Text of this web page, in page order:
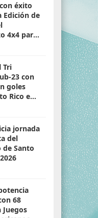
éxito
Edición de
4x4 para
Tri
23 con
goles
Rico en
2026
jornada
del
de Santo
68